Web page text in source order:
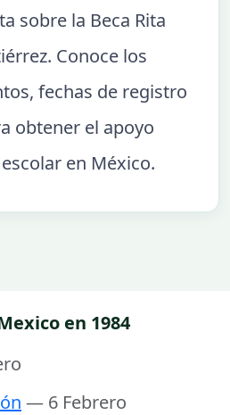
sobre la Beca Rita
Conoce los
fechas de registro
obtener el apoyo
en México.
en 1984
— 6 Febrero